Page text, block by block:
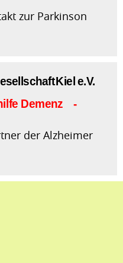
zur Parkinson
der Alzheimer